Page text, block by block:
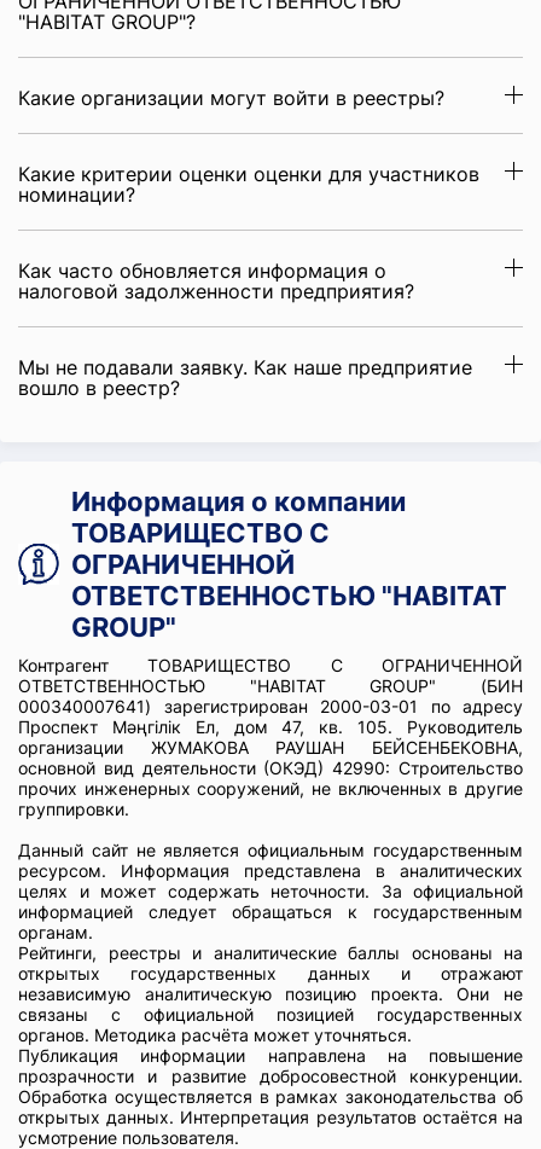
"HABITAT GROUP"?
Какие организации могут войти в реестры?
Какие критерии оценки оценки для участников
номинации?
Как часто обновляется информация о
налоговой задолженности предприятия?
Мы не подавали заявку. Как наше предприятие
вошло в реестр?
Информация о компании
ТОВАРИЩЕСТВО С
ОГРАНИЧЕННОЙ
ОТВЕТСТВЕННОСТЬЮ "HABITAT
GROUP"
Контрагент ТОВАРИЩЕСТВО С ОГРАНИЧЕННОЙ
ОТВЕТСТВЕННОСТЬЮ "HABITAT GROUP" (БИН
000340007641) зарегистрирован 2000-03-01 по адресу
Проспект Мәңгілік Ел, дом 47, кв. 105. Руководитель
организации ЖУМАКОВА РАУШАН БЕЙСЕНБЕКОВНА,
основной вид деятельности (ОКЭД) 42990: Строительство
прочих инженерных сооружений, не включенных в другие
группировки.
Данный сайт не является официальным государственным
ресурсом. Информация представлена в аналитических
целях и может содержать неточности. За официальной
информацией следует обращаться к государственным
органам.
Рейтинги, реестры и аналитические баллы основаны на
открытых государственных данных и отражают
независимую аналитическую позицию проекта. Они не
связаны с официальной позицией государственных
органов. Методика расчёта может уточняться.
Публикация информации направлена на повышение
прозрачности и развитие добросовестной конкуренции.
Обработка осуществляется в рамках законодательства об
открытых данных. Интерпретация результатов остаётся на
усмотрение пользователя.